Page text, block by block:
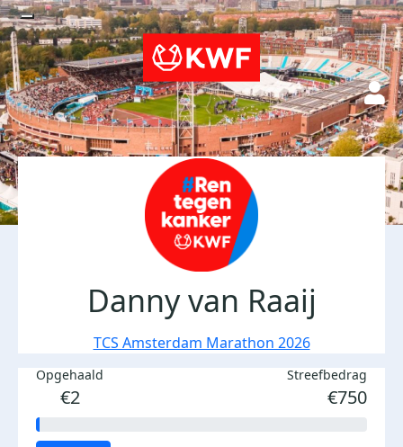
Danny van Raaij
TCS Amsterdam Marathon 2026
Opgehaald
€2
Streefbedrag
€750